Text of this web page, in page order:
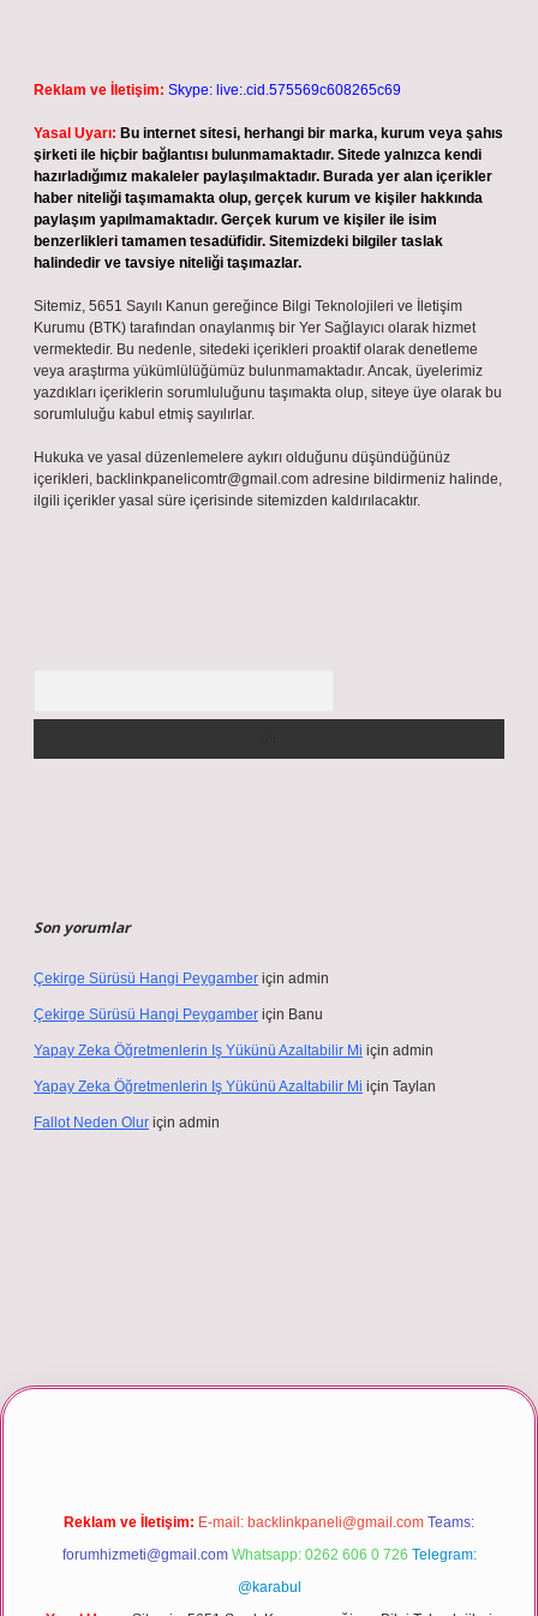
Reklam ve İletişim: Skype: live:.cid.575569c608265c69
Yasal Uyarı: Bu internet sitesi, herhangi bir marka, kurum veya şahıs
şirketi ile hiçbir bağlantısı bulunmamaktadır. Sitede yalnızca kendi
hazırladığımız makaleler paylaşılmaktadır. Burada yer alan içerikler
haber niteliği taşımamakta olup, gerçek kurum ve kişiler hakkında
paylaşım yapılmamaktadır. Gerçek kurum ve kişiler ile isim
benzerlikleri tamamen tesadüfidir. Sitemizdeki bilgiler taslak
halindedir ve tavsiye niteliği taşımazlar.
Sitemiz, 5651 Sayılı Kanun gereğince Bilgi Teknolojileri ve İletişim
Kurumu (BTK) tarafından onaylanmış bir Yer Sağlayıcı olarak hizmet
vermektedir. Bu nedenle, sitedeki içerikleri proaktif olarak denetleme
veya araştırma yükümlülüğümüz bulunmamaktadır. Ancak, üyelerimiz
yazdıkları içeriklerin sorumluluğunu taşımakta olup, siteye üye olarak bu
sorumluluğu kabul etmiş sayılırlar.
Hukuka ve yasal düzenlemelere aykırı olduğunu düşündüğünüz
içerikleri, backlinkpanelicomtr@gmail.com adresine bildirmeniz halinde,
ilgili içerikler yasal süre içerisinde sitemizden kaldırılacaktır.
Son yorumlar
Çekirge Sürüsü Hangi Peygamber için admin
Çekirge Sürüsü Hangi Peygamber için Banu
Yapay Zeka Öğretmenlerin Iş Yükünü Azaltabilir Mi için admin
Yapay Zeka Öğretmenlerin Iş Yükünü Azaltabilir Mi için Taylan
Fallot Neden Olur için admin
giriş
Reklam ve İletişim: E-mail: backlinkpaneli@gmail.com Teams:
forumhizmeti@gmail.com Whatsapp: 0262 606 0 726 Telegram:
@karabul